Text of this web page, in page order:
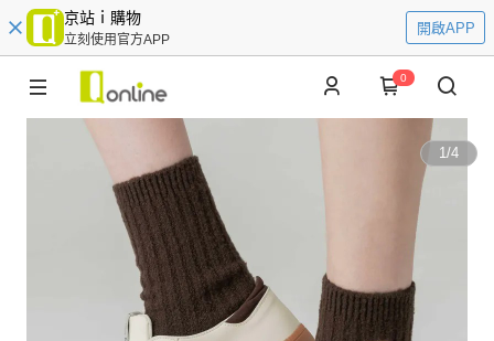
京站ｉ購物
立刻使用官方APP
開啟APP
0
1/4